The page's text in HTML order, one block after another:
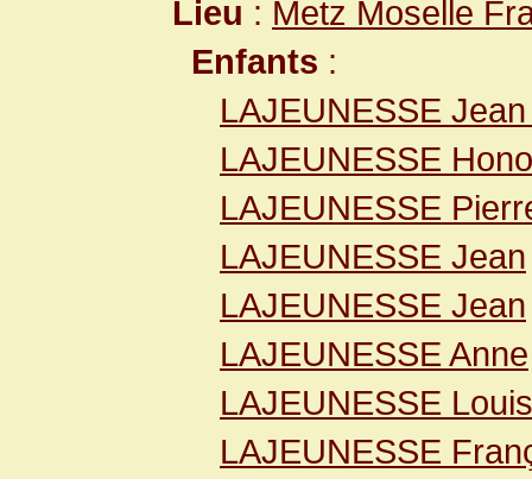
Lieu : Metz Moselle
Enfants :
LAJEUNESSE
LAJEUNESSE
LAJEUNESSE
LAJEUNESSE Jean
LAJEUNESSE Jean
LAJEUNESSE Anne
LAJEUNESSE Louis
LAJEUNESSE